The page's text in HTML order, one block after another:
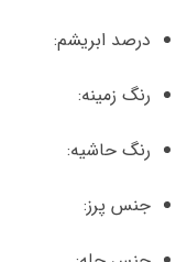
درصد ابریشم:
رنگ زمینه:
رنگ حاشیه:
جنس پرز: